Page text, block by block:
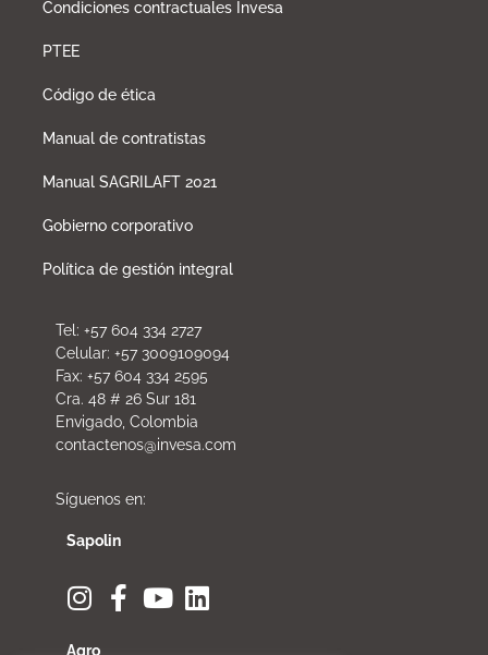
Condiciones contractuales Invesa
PTEE
Código de ética
Manual de contratistas
Manual SAGRILAFT 2021
Gobierno corporativo
Política de gestión integral
Tel: +57 604 334 2727
Celular: +57 3009109094
Fax: +57 604 334 2595
Cra. 48 # 26 Sur 181
Envigado, Colombia
contactenos@invesa.com
Síguenos en:
Sapolin
Agro